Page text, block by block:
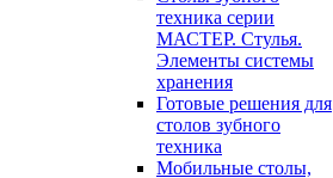
техника серии
МАСТЕР. Стулья.
Элементы системы
хранения
Готовые решения для
столов зубного
техника
Мобильные столы,